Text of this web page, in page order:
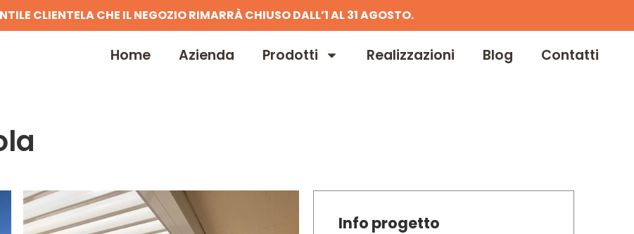
CLIENTELA CHE IL NEGOZIO RIMARRÀ CHIUSO DALL’1 AL 31 AGOSTO.
Home Azienda Prodotti Realizzazioni Blog Contatti
Info progetto